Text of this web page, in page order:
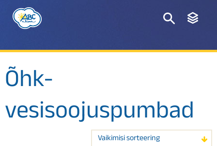
Õhk-
vesisoojuspumbad
Vaikimisi sorteering